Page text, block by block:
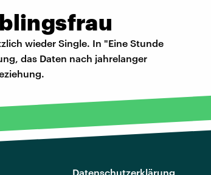
wieder Single. In "Eine Stunde
das Daten nach jahrelanger
Datenschutzerklärung